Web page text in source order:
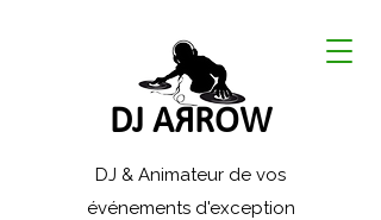
DJ AЯROW
DJ & Animateur de vos
événements d'exception